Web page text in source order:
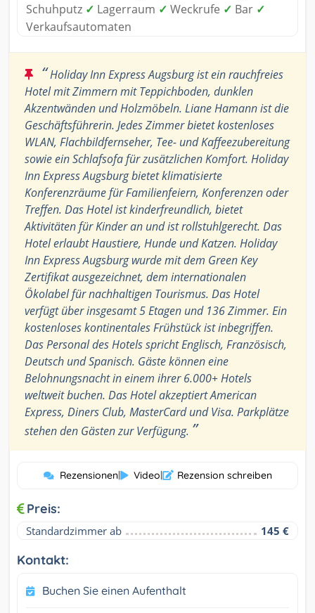
Schuhputz ✓ Lagerraum ✓ Weckrufe ✓ Bar ✓
Verkaufsautomaten
“Holiday Inn Express Augsburg ist ein rauchfreies
Hotel mit Zimmern mit Teppichboden, dunklen
Akzentwänden und Holzmöbeln. Liane Hamann ist die
Geschäftsführerin. Jedes Zimmer bietet kostenloses
WLAN, Flachbildfernseher, Tee- und Kaffeezubereitung
sowie ein Schlafsofa für zusätzlichen Komfort. Holiday
Inn Express Augsburg bietet klimatisierte
Konferenzräume für Familienfeiern, Konferenzen oder
Treffen. Das Hotel ist kinderfreundlich, bietet
Aktivitäten für Kinder an und ist rollstuhlgerecht. Das
Hotel erlaubt Haustiere, Hunde und Katzen. Holiday
Inn Express Augsburg wurde mit dem Green Key
Zertifikat ausgezeichnet, dem internationalen
Ökolabel für nachhaltigen Tourismus. Das Hotel
verfügt über insgesamt 5 Etagen und 136 Zimmer. Ein
kostenloses kontinentales Frühstück ist inbegriffen.
Das Personal des Hotels spricht Englisch, Französisch,
Deutsch und Spanisch. Gäste können eine
Belohnungsnacht in einem ihrer 6.000+ Hotels
weltweit buchen. Das Hotel akzeptiert American
Express, Diners Club, MasterCard und Visa. Parkplätze
stehen den Gästen zur Verfügung. ”
Rezensionen| Video| Rezension schreiben
Preis:
Standardzimmer ab 145 €
Kontakt:
Buchen Sie einen Aufenthalt